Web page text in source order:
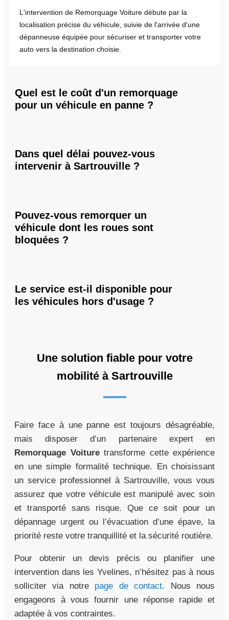
L'intervention de Remorquage Voiture débute par la
localisation précise du véhicule, suivie de l'arrivée d'une
dépanneuse équipée pour sécuriser et transporter votre
auto vers la destination choisie.
Quel est le coût d'un remorquage
pour un véhicule en panne ?
Dans quel délai pouvez-vous
intervenir à Sartrouville ?
Pouvez-vous remorquer un
véhicule dont les roues sont
bloquées ?
Le service est-il disponible pour
les véhicules hors d'usage ?
Une solution fiable pour votre
mobilité à Sartrouville
Faire face à une panne est toujours désagréable,
mais disposer d’un partenaire expert en
Remorquage Voituretransforme cette expérience
en une simple formalité technique. En choisissant
un service professionnel à Sartrouville, vous vous
assurez que votre véhicule est manipulé avec soin
et transporté sans risque. Que ce soit pour un
dépannage urgent ou l’évacuation d’une épave, la
priorité reste votre tranquillité et la sécurité routière.
Pour obtenir un devis précis ou planifier une
intervention dans les Yvelines, n’hésitez pas à nous
solliciter via notre page de contact. Nous nous
engageons à vous fournir une réponse rapide et
adaptée à vos contraintes.